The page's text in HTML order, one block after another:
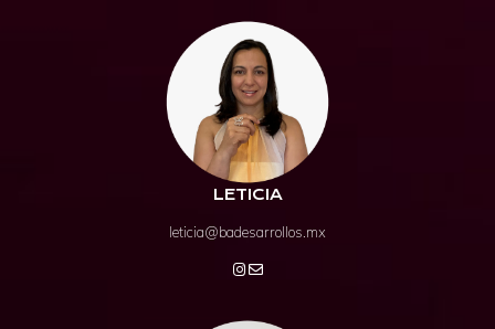
LETICIA
leticia@badesarrollos.mx